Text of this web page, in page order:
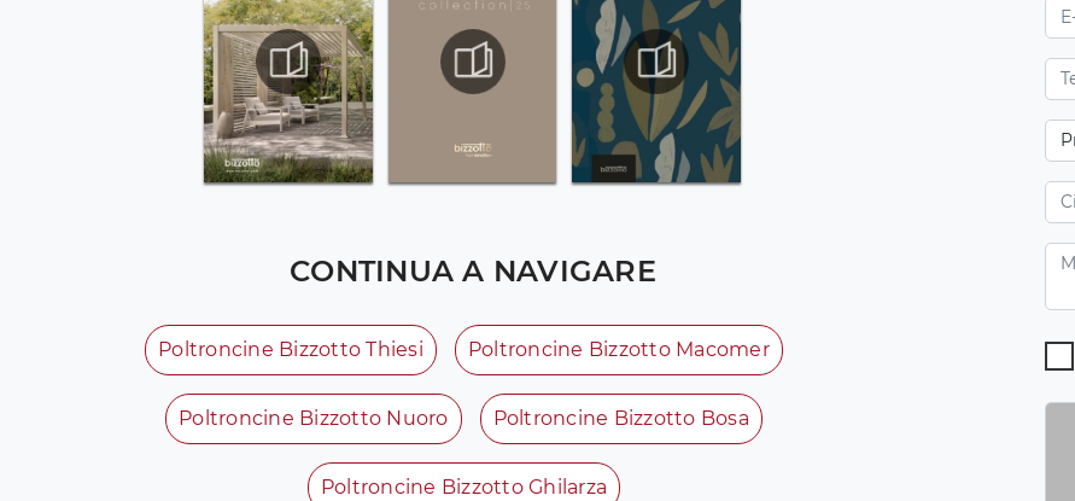
CONTINUA A NAVIGARE
Poltroncine Bizzotto Thiesi Poltroncine Bizzotto Macomer
Poltroncine Bizzotto Nuoro Poltroncine Bizzotto Bosa
Poltroncine Bizzotto Ghilarza